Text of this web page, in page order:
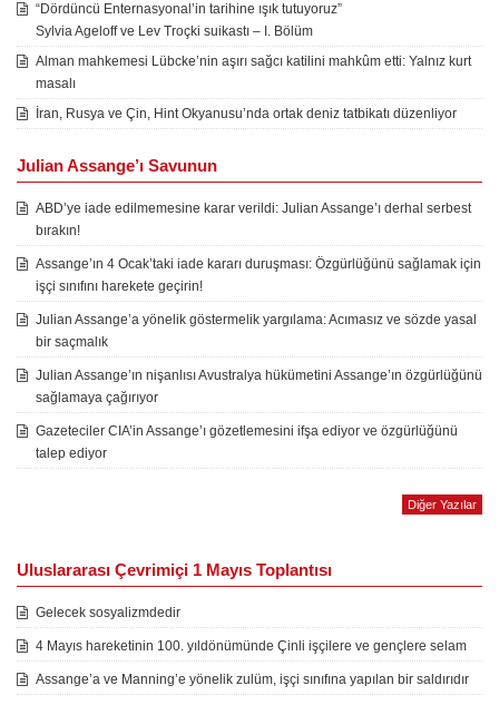
“Dördüncü Enternasyonal’in tarihine ışık tutuyoruz”
Sylvia Ageloff ve Lev Troçki suikastı – I. Bölüm
Alman mahkemesi Lübcke’nin aşırı sağcı katilini mahkûm etti: Yalnız kurt
masalı
İran, Rusya ve Çin, Hint Okyanusu’nda ortak deniz tatbikatı düzenliyor
Julian Assange’ı Savunun
ABD’ye iade edilmemesine karar verildi: Julian Assange’ı derhal serbest
bırakın!
Assange’ın 4 Ocak’taki iade kararı duruşması: Özgürlüğünü sağlamak için
işçi sınıfını harekete geçirin!
Julian Assange’a yönelik göstermelik yargılama: Acımasız ve sözde yasal
bir saçmalık
Julian Assange’ın nişanlısı Avustralya hükümetini Assange’ın özgürlüğünü
sağlamaya çağırıyor
Gazeteciler CIA’in Assange’ı gözetlemesini ifşa ediyor ve özgürlüğünü
talep ediyor
Diğer Yazılar
Uluslararası Çevrimiçi 1 Mayıs Toplantısı
Gelecek sosyalizmdedir
4 Mayıs hareketinin 100. yıldönümünde Çinli işçilere ve gençlere selam
Assange’a ve Manning’e yönelik zulüm, işçi sınıfına yapılan bir saldırıdır